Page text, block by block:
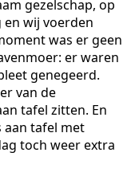
gezelschap, op
wij voerden
was er geen
er waren
genegeerd.
van de
tafel zitten. En
aan tafel met
toch weer extra